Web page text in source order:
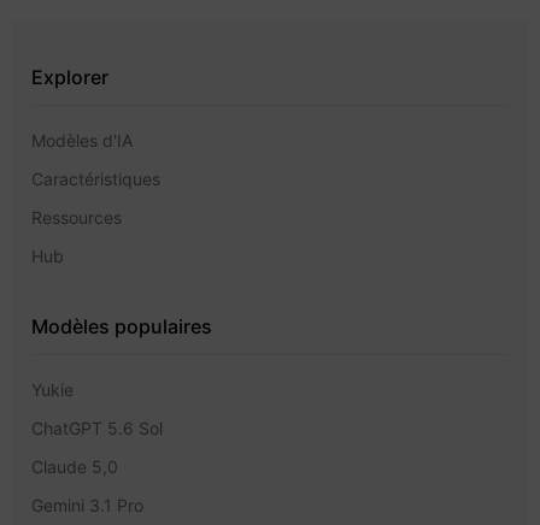
Explorer
Modèles d'IA
Caractéristiques
Ressources
Hub
Modèles populaires
Yukie
ChatGPT 5.6 Sol
Claude 5,0
Gemini 3.1 Pro